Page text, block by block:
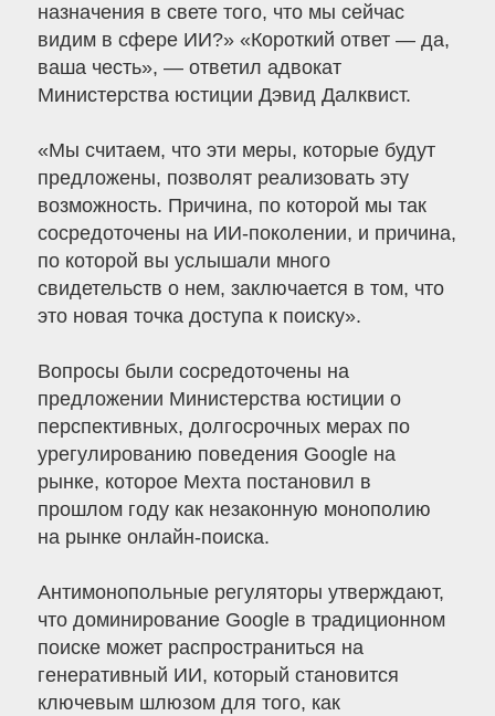
назначения в свете того, что мы сейчас
видим в сфере ИИ?» «Короткий ответ — да,
ваша честь», — ответил адвокат
Министерства юстиции Дэвид Далквист.
«Мы считаем, что эти меры, которые будут
предложены, позволят реализовать эту
возможность. Причина, по которой мы так
сосредоточены на ИИ-поколении, и причина,
по которой вы услышали много
свидетельств о нем, заключается в том, что
это новая точка доступа к поиску».
Вопросы были сосредоточены на
предложении Министерства юстиции о
перспективных, долгосрочных мерах по
урегулированию поведения Google на
рынке, которое Мехта постановил в
прошлом году как незаконную монополию
на рынке онлайн-поиска.
Антимонопольные регуляторы утверждают,
что доминирование Google в традиционном
поиске может распространиться на
генеративный ИИ, который становится
ключевым шлюзом для того, как